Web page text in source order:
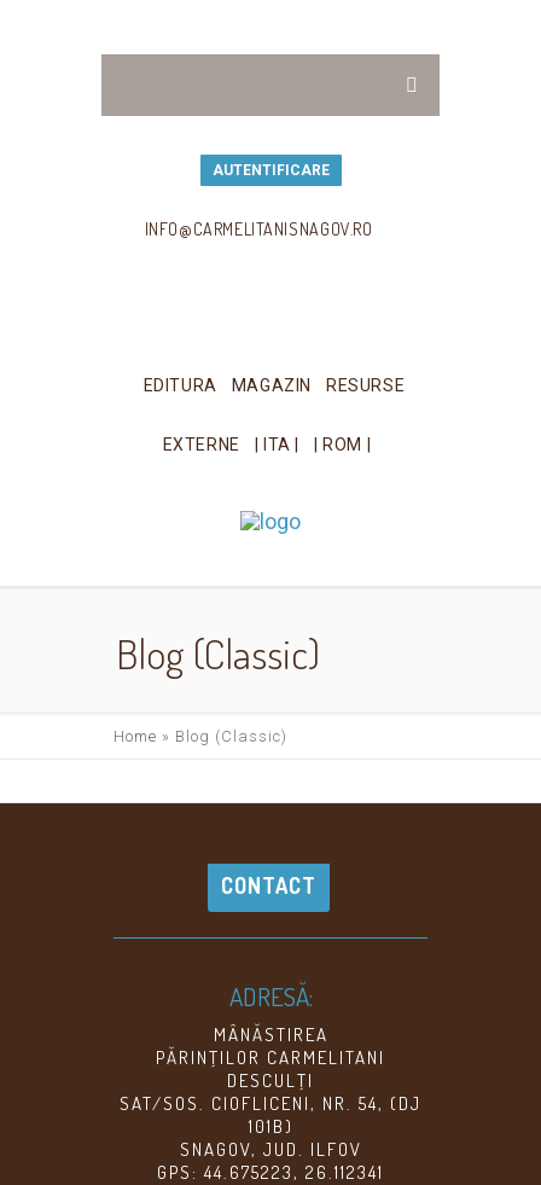
AUTENTIFICARE
INFO@CARMELITANISNAGOV.RO
EDITURA MAGAZIN RESURSE
EXTERNE | ITA | | ROM |
Blog (Classic)
Home » Blog (Classic)
CONTACT
ADRESĂ:
MÂNĂSTIREA
PĂRINŢILOR CARMELITANI
DESCULŢI
SAT/SOS. CIOFLICENI, NR. 54, (DJ
101B)
SNAGOV, JUD. ILFOV
GPS: 44.675223, 26.112341